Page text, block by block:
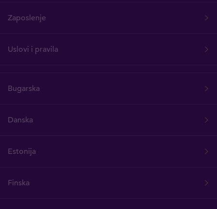
Zaposlenje
Uslovi i pravila
Bugarska
Danska
Estonija
Finska